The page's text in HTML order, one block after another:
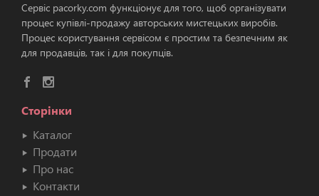
Сервіс pacorky.com функціонує для того, щоб організувати
процес купівлі-продажу авторських мистецьких виробів.
Процес користування сервісом є простим та безпечним як
для продавців, так і для покупців.
Сторінки
Каталог
Продати
Про нас
Контакти